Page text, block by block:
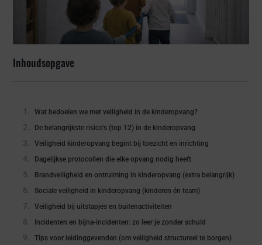
Inhoudsopgave
Wat bedoelen we met veiligheid in de kinderopvang?
De belangrijkste risico’s (top 12) in de kinderopvang
Veiligheid kinderopvang begint bij toezicht en inrichting
Dagelijkse protocollen die elke opvang nodig heeft
Brandveiligheid en ontruiming in kinderopvang (extra belangrijk)
Sociale veiligheid in kinderopvang (kinderen én team)
Veiligheid bij uitstapjes en buitenactiviteiten
Incidenten en bijna-incidenten: zo leer je zonder schuld
Tips voor leidinggevenden (om veiligheid structureel te borgen)